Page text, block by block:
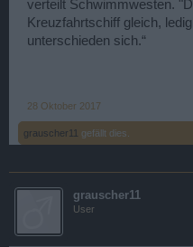
verteilt Schwimmwesten.
Kreuzfahrtschiff gleich,
unterschieden sich.“
28 Oktober 2017
grauscher11 gefällt dies.
grauscher11
User